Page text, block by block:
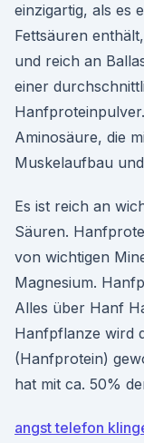
einzigartig, als es
Fettsäuren
und reich an
einer
Aminosäure, die
Muskelaufbau
Es ist reich an
Säuren.
von wichtigen
Magnesium.
Alles über Hanf
Hanfpflanze wird
(Hanfprotein)
hat mit ca. 50%
angst telefon